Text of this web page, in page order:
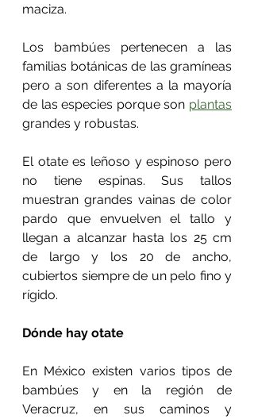
maciza.
Los bambúes pertenecen a las
familias botánicas de las gramíneas
pero a son diferentes a la mayoría
de las especies porque son plantas
grandes y robustas.
El otate es leñoso y espinoso pero
no tiene espinas. Sus tallos
muestran grandes vainas de color
pardo que envuelven el tallo y
llegan a alcanzar hasta los 25 cm
de largo y los 20 de ancho,
cubiertos siempre de un pelo fino y
rígido.
Dónde hay otate
En México existen varios tipos de
bambúes y en la región de
Veracruz, en sus caminos y